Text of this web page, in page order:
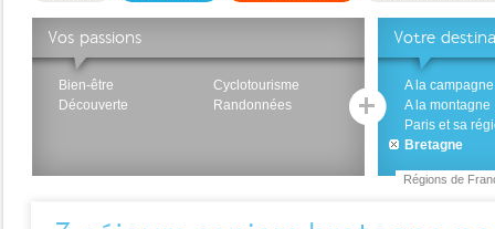
Vos passions
Bien-être
Cyclotourisme
Découverte
Randonnées
Votre
A la campagne
A la montagne
Paris et sa
Bretagne
Régions de